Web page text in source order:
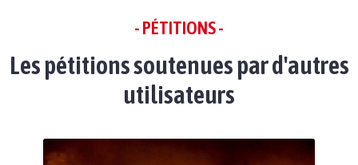
- PÉTITIONS -
Les pétitions soutenues par d'autres
utilisateurs